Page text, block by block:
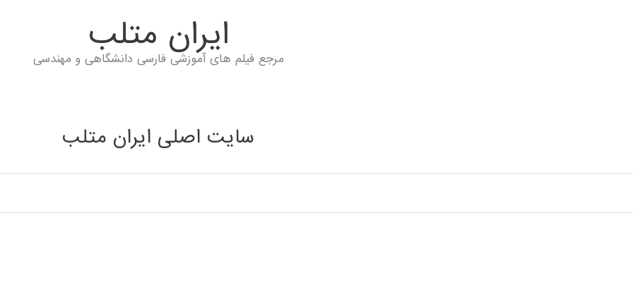
ايران متلب
مرجع فیلم های آموزشی فارسی دانشگاهی و مهندسی
سایت اصلی ایران متلب